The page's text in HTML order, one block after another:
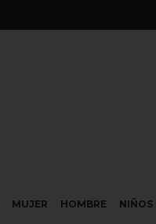
MUJER HOMBRE NIÑOS